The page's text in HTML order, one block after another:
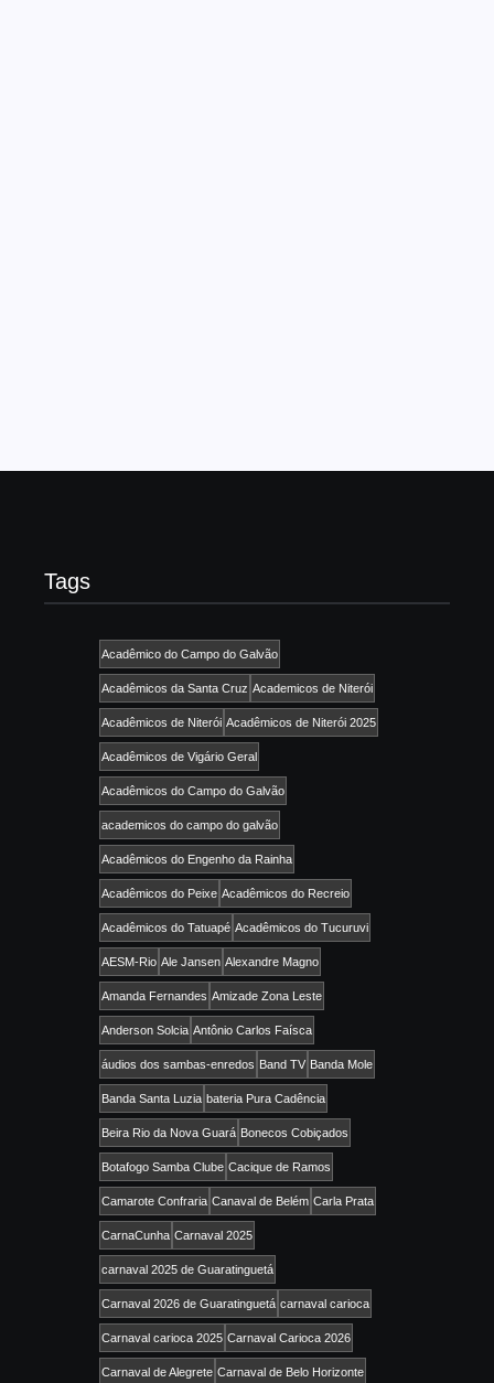
Tags
Acadêmico do Campo do Galvão
Acadêmicos da Santa Cruz Academicos de Niterói
Acadêmicos de Niterói Acadêmicos de Niterói 2025
Acadêmicos de Vigário Geral
Acadêmicos do Campo do Galvão
academicos do campo do galvão
Acadêmicos do Engenho da Rainha
Acadêmicos do Peixe Acadêmicos do Recreio
Acadêmicos do Tatuapé Acadêmicos do Tucuruvi
AESM-Rio Ale Jansen Alexandre Magno
Amanda Fernandes Amizade Zona Leste
Anderson Solcia Antônio Carlos Faísca
áudios dos sambas-enredos Band TV Banda Mole
Banda Santa Luzia bateria Pura Cadência
Beira Rio da Nova Guará Bonecos Cobiçados
Botafogo Samba Clube Cacique de Ramos
Camarote Confraria Canaval de Belém Carla Prata
CarnaCunha Carnaval 2025
carnaval 2025 de Guaratinguetá
Carnaval 2026 de Guaratinguetá carnaval carioca
Carnaval carioca 2025 Carnaval Carioca 2026
Carnaval de Alegrete Carnaval de Belo Horizonte